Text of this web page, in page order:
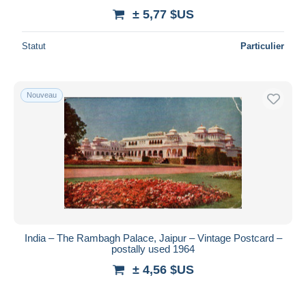
± 5,77 $US
Statut Particulier
Nouveau
India – The Rambagh Palace, Jaipur – Vintage Postcard –
postally used 1964
± 4,56 $US